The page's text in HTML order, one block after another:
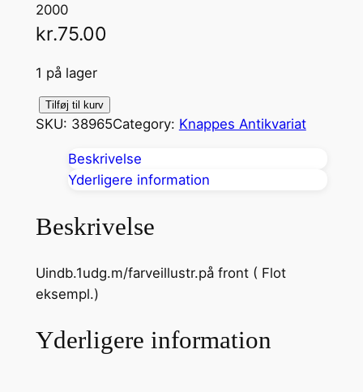
2000
kr.75.00
1 på lager
k
o
d
e
a
Tilføj til kurv
SKU: 38965Category: Knappes Antikvariat
Beskrivelse
Yderligere information
Beskrivelse
Uindb.1udg.m/farveillustr.på front ( Flot
eksempl.)
Yderligere information